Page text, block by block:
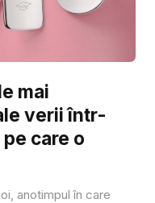
mai
verii într-
care o
anotimpul în care